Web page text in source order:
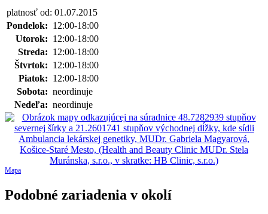
platnosť od: 01.07.2015
Pondelok: 12:00-18:00
Utorok: 12:00-18:00
Streda: 12:00-18:00
Štvrtok: 12:00-18:00
Piatok: 12:00-18:00
Sobota: neordinuje
Nedeľa: neordinuje
Mapa
Podobné zariadenia v okolí